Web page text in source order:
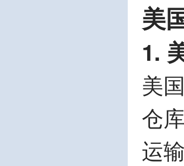
美
1.
美
仓
运